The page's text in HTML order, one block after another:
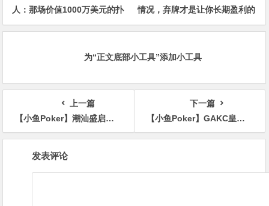
人：那场价值1000万美元的扑
克牌局，即将揭晓最终答案
情况，弃牌才是让你长期盈利的
明智之举
为“正文底部小工具”添加小工具
上一篇
【小鱼Poker】潮汕盛启｜乐聚开业赛，全国文旅赛事附赛资格卡！牌友集结，赴一场智力狂欢
下一篇
【小鱼Poker】GAKC皇冠杯廊坊站首日战报｜苏默获得回馈赛冠军，7场赛事燃炸开赛，场场精彩，5月9日赛程有更新
发表评论